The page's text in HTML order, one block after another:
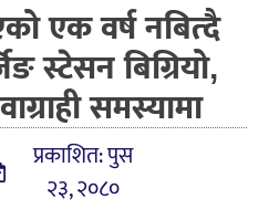
एक वर्ष नबित्दै
स्टेसन बिग्रियो,
समस्यामा
प्रकाशित: पुस
२३, २०८०